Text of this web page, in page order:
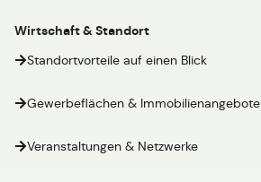
Wirtschaft & Standort
Standortvorteile auf einen Blick
Gewerbeflächen & Immobilienangebote
Veranstaltungen & Netzwerke